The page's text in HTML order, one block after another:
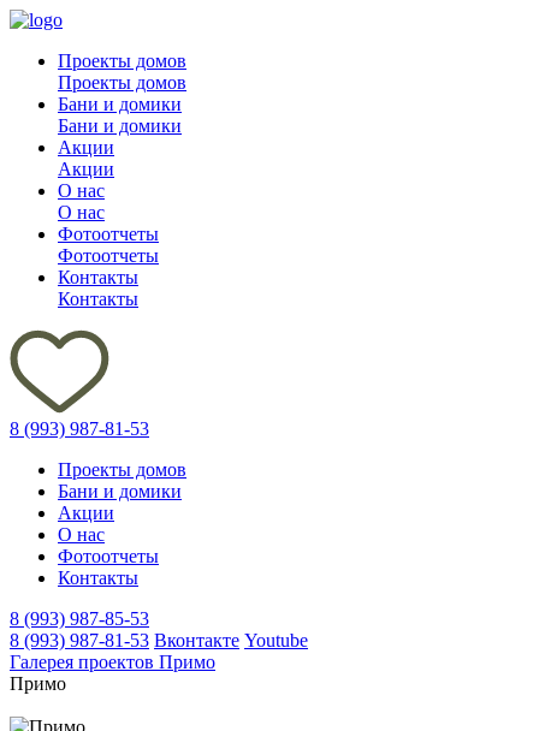
Проекты домов
Проекты домов
Бани и домики
Бани и домики
Акции
Акции
О нас
О нас
Фотоотчеты
Фотоотчеты
Контакты
Контакты
8 (993) 987-81-53
Проекты домов
Бани и домики
Акции
О нас
Фотоотчеты
Контакты
8 (993) 987-85-53
8 (993) 987-81-53 Вконтакте Youtube
Галерея проектов Примо
Примо